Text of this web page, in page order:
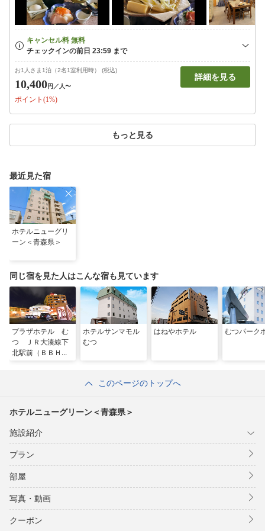
お1人さま1泊（2名1室利用時） (税込)
10,400円 ／人〜
ポイント(1%)
詳細を見る
もっと見る
最近見た宿
ホテルニューグリ
ーン＜青森県＞
同じ宿を見た人はこんな宿も見ています
プラザホテル む
つ ＪＲ大湊線下
北駅前（ＢＢＨホ
ホテルサンマモル
むつ
はねやホテル むつパーク
このページのトップへ
ホテルニューグリーン＜青森県＞
施設紹介
プラン
部屋
写真・動画
クーポン